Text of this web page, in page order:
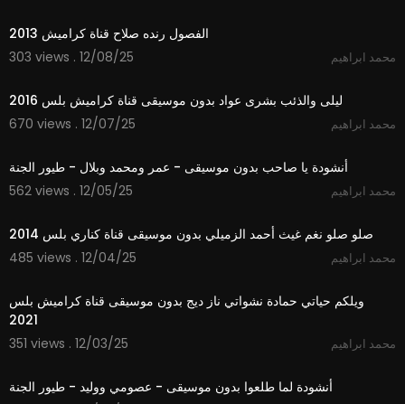
الفصول رنده صلاح قناة كراميش 2013
303 views . 12/08/25
محمد ابراهيم
ليلى والذئب بشرى عواد بدون موسيقى قناة كراميش بلس 2016
670 views . 12/07/25
محمد ابراهيم
أنشودة يا صاحب بدون موسيقى - عمر ومحمد وبلال - طيور الجنة
562 views . 12/05/25
محمد ابراهيم
صلو صلو نغم غيث أحمد الزميلي بدون موسيقى قناة كناري بلس 2014
485 views . 12/04/25
محمد ابراهيم
ويلكم حياتي حمادة نشواتي ناز ديج بدون موسيقى قناة كراميش بلس
2021
351 views . 12/03/25
محمد ابراهيم
أنشودة لما طلعوا بدون موسيقى - عصومي ووليد - طيور الجنة